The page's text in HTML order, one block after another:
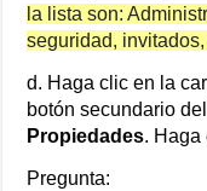
la lista son:
seguridad,
d. Haga clic en la
botón secundario
Propiedades. Haga
Pregunta: